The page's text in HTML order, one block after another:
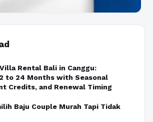
Rental Bali in Canggu:
to 24 Months with Seasonal
Credits, and Renewal Timing
Baju Couple Murah Tapi Tidak